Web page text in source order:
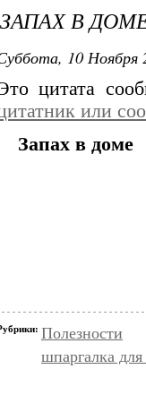
ЗАПАХ В
10 Ноября
цитата
или
Запах в доме
Полезности
шпаргалка